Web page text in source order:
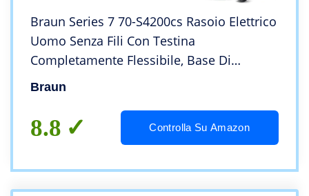
Braun Series 7 70-S4200cs Rasoio Elettrico
Uomo Senza Fili Con Testina
Completamente Flessibile, Base Di
Ricarica, Rifinitore Di Precisione, Wet&Dry
Braun
8.8 Controlla Su Amazon